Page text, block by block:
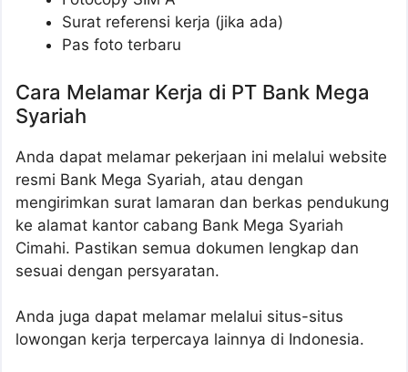
Surat referensi kerja (jika ada)
Pas foto terbaru
Cara Melamar Kerja di PT Bank Mega
Syariah
Anda dapat melamar pekerjaan ini melalui website
resmi Bank Mega Syariah, atau dengan
mengirimkan surat lamaran dan berkas pendukung
ke alamat kantor cabang Bank Mega Syariah
Cimahi. Pastikan semua dokumen lengkap dan
sesuai dengan persyaratan.
Anda juga dapat melamar melalui situs-situs
lowongan kerja terpercaya lainnya di Indonesia.